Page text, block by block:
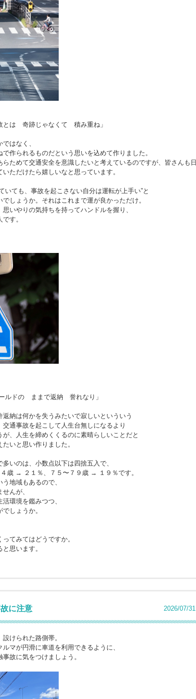
とは 奇跡じゃなくて 積み重ね」
はなく、
作られるものだという思いを込めて作りました。
ためて交通安全を意識したいと考えているのですが、皆さんも日
ただけたら嬉しいなと思っています。
いても、事故を起こさない自分は運転が上手い”と
しょうか。それはこれまで運が良かっただけ。
いやりの気持ちを持ってハンドルを握り、
す。
ルドの ままで返納 誉れなり」
納は何かを失うみたいで寂しいといういう
通事故を起こして人生台無しになるより
、人生を締めくくるのに素晴らしいことだと
いと思い作りました。
いのは、小数点以下は四捨五入で、
歳 → ２１％、７５〜７９歳 → １９％です。
地域もあるので、
んが、
環境を鑑みつつ、
しょうか。
てみてはどうですか。
思います。
に注意 2026/07/31
けられた路側帯。
マが円滑に車道を利用できるように、
故に気をつけましょう。